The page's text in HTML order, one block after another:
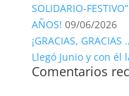
SOLIDARIO-
AÑOS! 09/06/2026
¡GRACIAS, GRACIAS
Llegó Junio y con él
Comentarios